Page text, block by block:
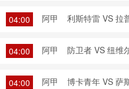
04:00 阿甲 利斯特雷 VS 拉
04:00 阿甲 防卫者 VS 纽维
04:00 阿甲 博卡青年 VS 萨